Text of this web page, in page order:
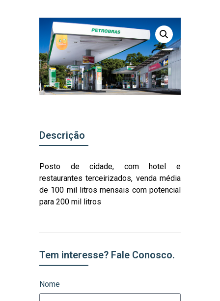
Descrição
Posto de cidade, com hotel e
restaurantes terceirizados, venda média
de 100 mil litros mensais com potencial
para 200 mil litros
Tem interesse? Fale Conosco.
Nome